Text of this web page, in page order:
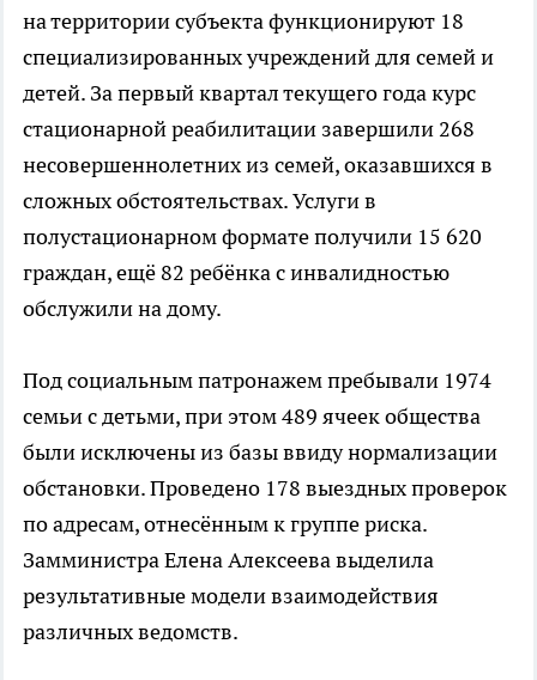
на территории субъекта функционируют 18
специализированных учреждений для семей и
детей. За первый квартал текущего года курс
стационарной реабилитации завершили 268
несовершеннолетних из семей, оказавшихся в
сложных обстоятельствах. Услуги в
полустационарном формате получили 15 620
граждан, ещё 82 ребёнка с инвалидностью
обслужили на дому.
Под социальным патронажем пребывали 1974
семьи с детьми, при этом 489 ячеек общества
были исключены из базы ввиду нормализации
обстановки. Проведено 178 выездных проверок
по адресам, отнесённым к группе риска.
Замминистра Елена Алексеева выделила
результативные модели взаимодействия
различных ведомств.